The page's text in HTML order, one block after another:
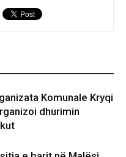
Komunale Kryqi
dhurimin